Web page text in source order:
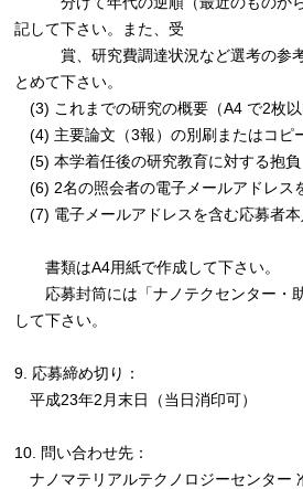
記して下さい。また、受
賞、研究費調達状況など選考の参考
とめて下さい。
(3) これまでの研究の概要（A4 で2枚以
(4) 主要論文（3報）の別刷またはコピ
(5) 本学着任後の研究教育に対する抱負
(6) 2名の照会者の電子メールアドレス
(7) 電子メールアドレスを含む応募者
書類はA4用紙で作成して下さい。
応募封筒には「ナノテクセンター・
して下さい。
9. 応募締め切り：
平成23年2月末日（当日消印可）
10. 問い合わせ先：
ナノマテリアルテクノロジーセンター